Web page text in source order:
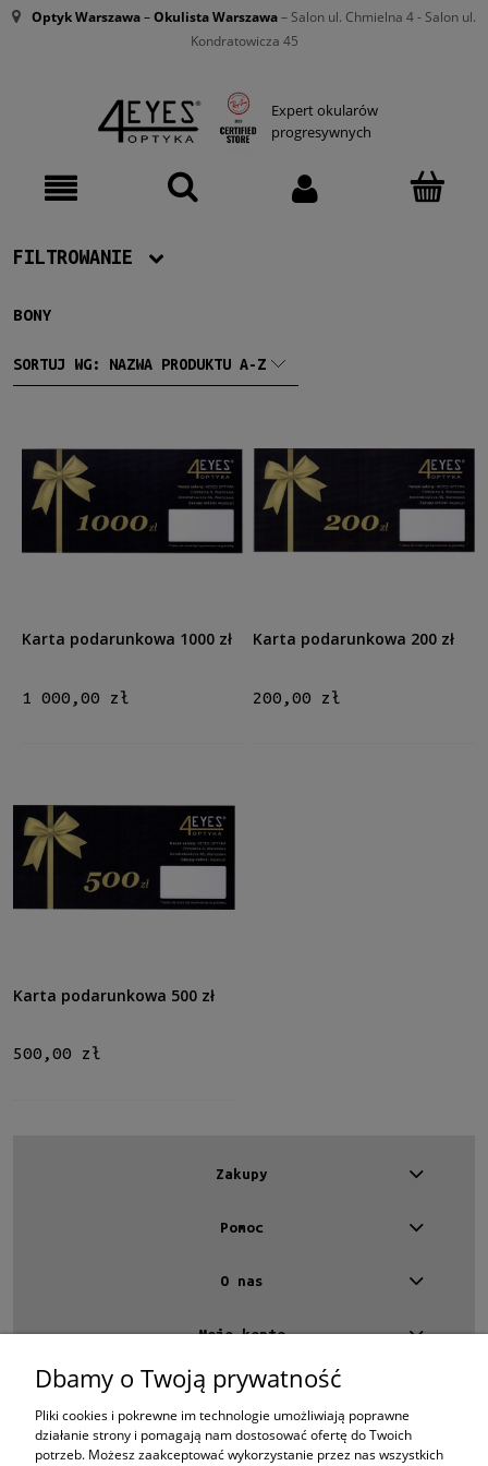
Optyk Warszawa–Okulista Warszawa– Salon ul. Chmielna 4 - Salon ul.
Kondratowicza 45
Expert okularów
progresywnych
FILTROWANIE
Producent
4EyesOptyka (3)
Cena
nie (3)
BONY
SORTUJ WG: NAZWA PRODUKTU A-Z
Karta podarunkowa 1000 zł
1 000,00 zł
Karta podarunkowa 200 zł
200,00 zł
Karta podarunkowa 500 zł
500,00 zł
Zakupy
Pomoc
O nas
Moje konto
Kontakt
4 EYES OPTYKA -
optyk Warszawa
ul.Chmielna 4
00-020 Warszawa
Dbamy o Twoją prywatność
Pliki cookies i pokrewne im technologie umożliwiają poprawne
działanie strony i pomagają nam dostosować ofertę do Twoich
potrzeb. Możesz zaakceptować wykorzystanie przez nas wszystkich